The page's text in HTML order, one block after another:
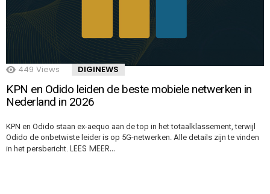
449 Views DIGINEWS
KPN en Odido leiden de beste mobiele netwerken in
Nederland in 2026
KPN en Odido staan ex-aequo aan de top in het totaalklassement, terwijl
Odido de onbetwiste leider is op 5G-netwerken. Alle details zijn te vinden
in het persbericht. LEES MEER…